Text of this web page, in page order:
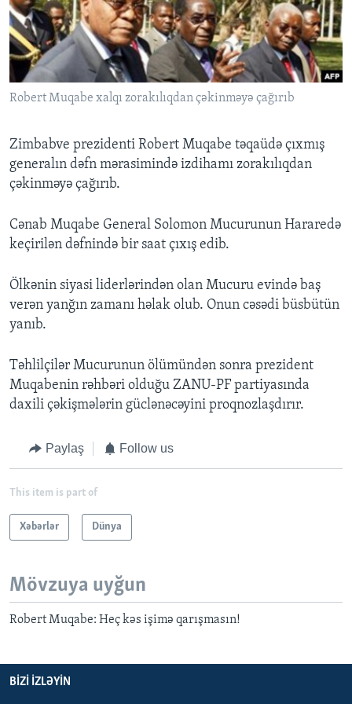
BIZI IZLƏYIN
Robert Muqabe xalqı zorakılıqdan çəkinməyə çağırıb
Zimbabve prezidenti Robert Muqabe təqaüdə çıxmış
generalın dəfn mərasimində izdihamı zorakılıqdan
çəkinməyə çağırıb.
Cənab Muqabe General Solomon Mucurunun Hararedə
keçirilən dəfnində bir saat çıxış edib.
Ölkənin siyasi liderlərindən olan Mucuru evində baş
verən yanğın zamanı həlak olub. Onun cəsədi büsbütün
yanıb.
Təhlilçilər Mucurunun ölümündən sonra prezident
Muqabenin rəhbəri olduğu ZANU-PF partiyasında
daxili çəkişmələrin güclənəcəyini proqnozlaşdırır.
Paylaş Follow us
This item is part of
Xəbərlər Dünya
Mövzuya uyğun
Robert Muqabe: Heç kəs işimə qarışmasın!
BIZI IZLƏYIN